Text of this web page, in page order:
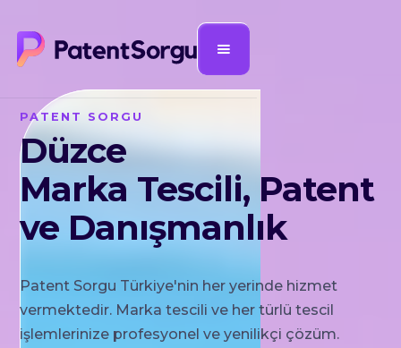
PATENT SORGU
Düzce
Marka Tescili, Patent
ve Danışmanlık
Patent Sorgu Türkiye'nin her yerinde hizmet
vermektedir. Marka tescili ve her türlü tescil
işlemlerinize profesyonel ve yenilikçi çözüm.